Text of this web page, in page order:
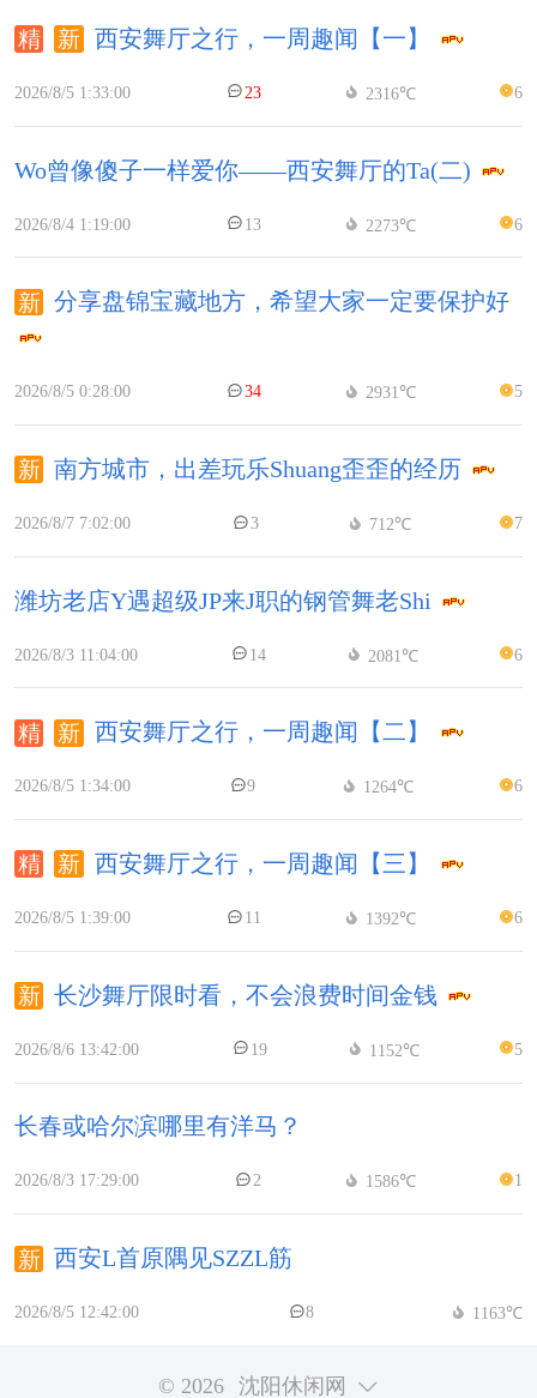
西安舞厅之行，一周趣闻【一】
2026/8/5 1:33:00 23 2316℃ 6
Wo曾像傻子一样爱你——西安舞厅的Ta(二)
2026/8/4 1:19:00 13 2273℃ 6
分享盘锦宝藏地方，希望大家一定要保护好
2026/8/5 0:28:00 34 2931℃ 5
南方城市，出差玩乐Shuang歪歪的经历
2026/8/7 7:02:00 3 712℃ 7
潍坊老店Y遇超级JP来J职的钢管舞老Shi
2026/8/3 11:04:00 14 2081℃ 6
西安舞厅之行，一周趣闻【二】
2026/8/5 1:34:00 9 1264℃ 6
西安舞厅之行，一周趣闻【三】
2026/8/5 1:39:00 11 1392℃ 6
长沙舞厅限时看，不会浪费时间金钱
2026/8/6 13:42:00 19 1152℃ 5
长春或哈尔滨哪里有洋马？
2026/8/3 17:29:00 2 1586℃ 1
西安L首原隅见SZZL筋
2026/8/5 12:42:00 8 1163℃
© 2026 沈阳休闲网